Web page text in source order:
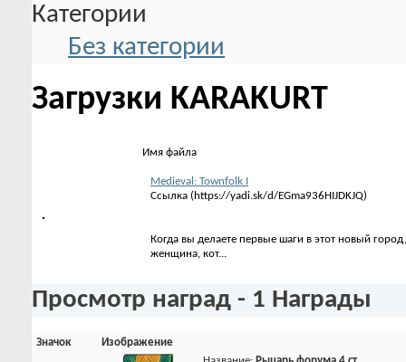
Категории
Без категории
Загрузки KARAKURT
Имя файла
Medieval: Townfolk I
Ссылка (https://yadi.sk/d/EGma936HIJDKJQ)
Когда вы делаете первые шаги в этот новый
женщина, кот...
Просмотр наград - 1 Награды
Значок
Изображение